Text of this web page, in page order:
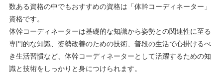
数ある資格の中でもおすすめの資格は「体幹コーディネーター」
資格です。
体幹コーディネーターは基礎的な知識から姿勢との関連性に至る
専門的な知識、姿勢改善のための技術、普段の生活で心掛けるべ
き生活習慣など、体幹コーディネーターとして活躍するための知
識と技術をしっかりと身につけられます。